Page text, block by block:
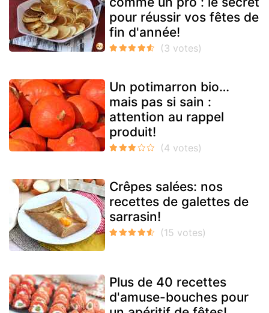
pour réussir vos fêtes de
fin d'année!
Un potimarron bio…
mais pas si sain :
attention au rappel
produit!
Crêpes salées: nos
recettes de galettes de
sarrasin!
Plus de 40 recettes
d'amuse-bouches pour